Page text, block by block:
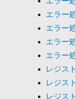
エラー
エラー
エラー
エラー
レジス
レジス
レジス